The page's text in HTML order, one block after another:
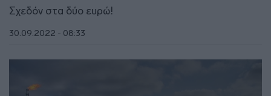
Σχεδόν στα δύο ευρώ!
30.09.2022 - 08:33